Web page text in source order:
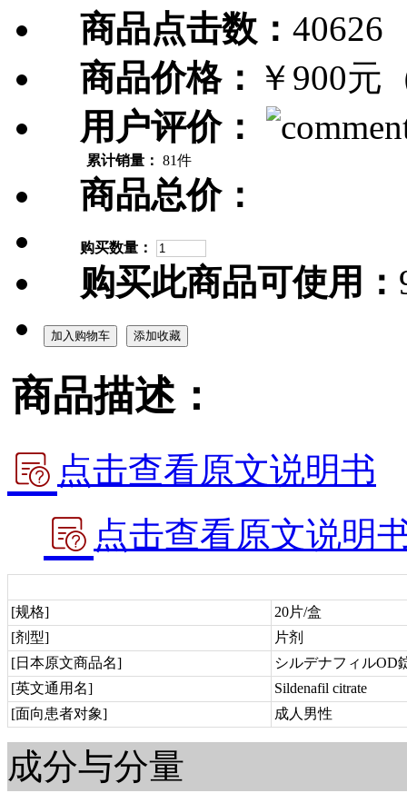
商品点击数： 40626
商品价格： ￥900元
用户评价：
累计销量： 81件
商品总价：
购买数量：
购买此商品可使用：
加入购物车 添加收藏
商品描述：
点击查看原文说明书
点击查看原文说明
[规格]
20片/盒
[剂型]
片剂
[日本原文商品名]
シルデナフィルOD
[英文通用名]
Sildenafil citrate
[面向患者对象]
成人男性
成分与分量